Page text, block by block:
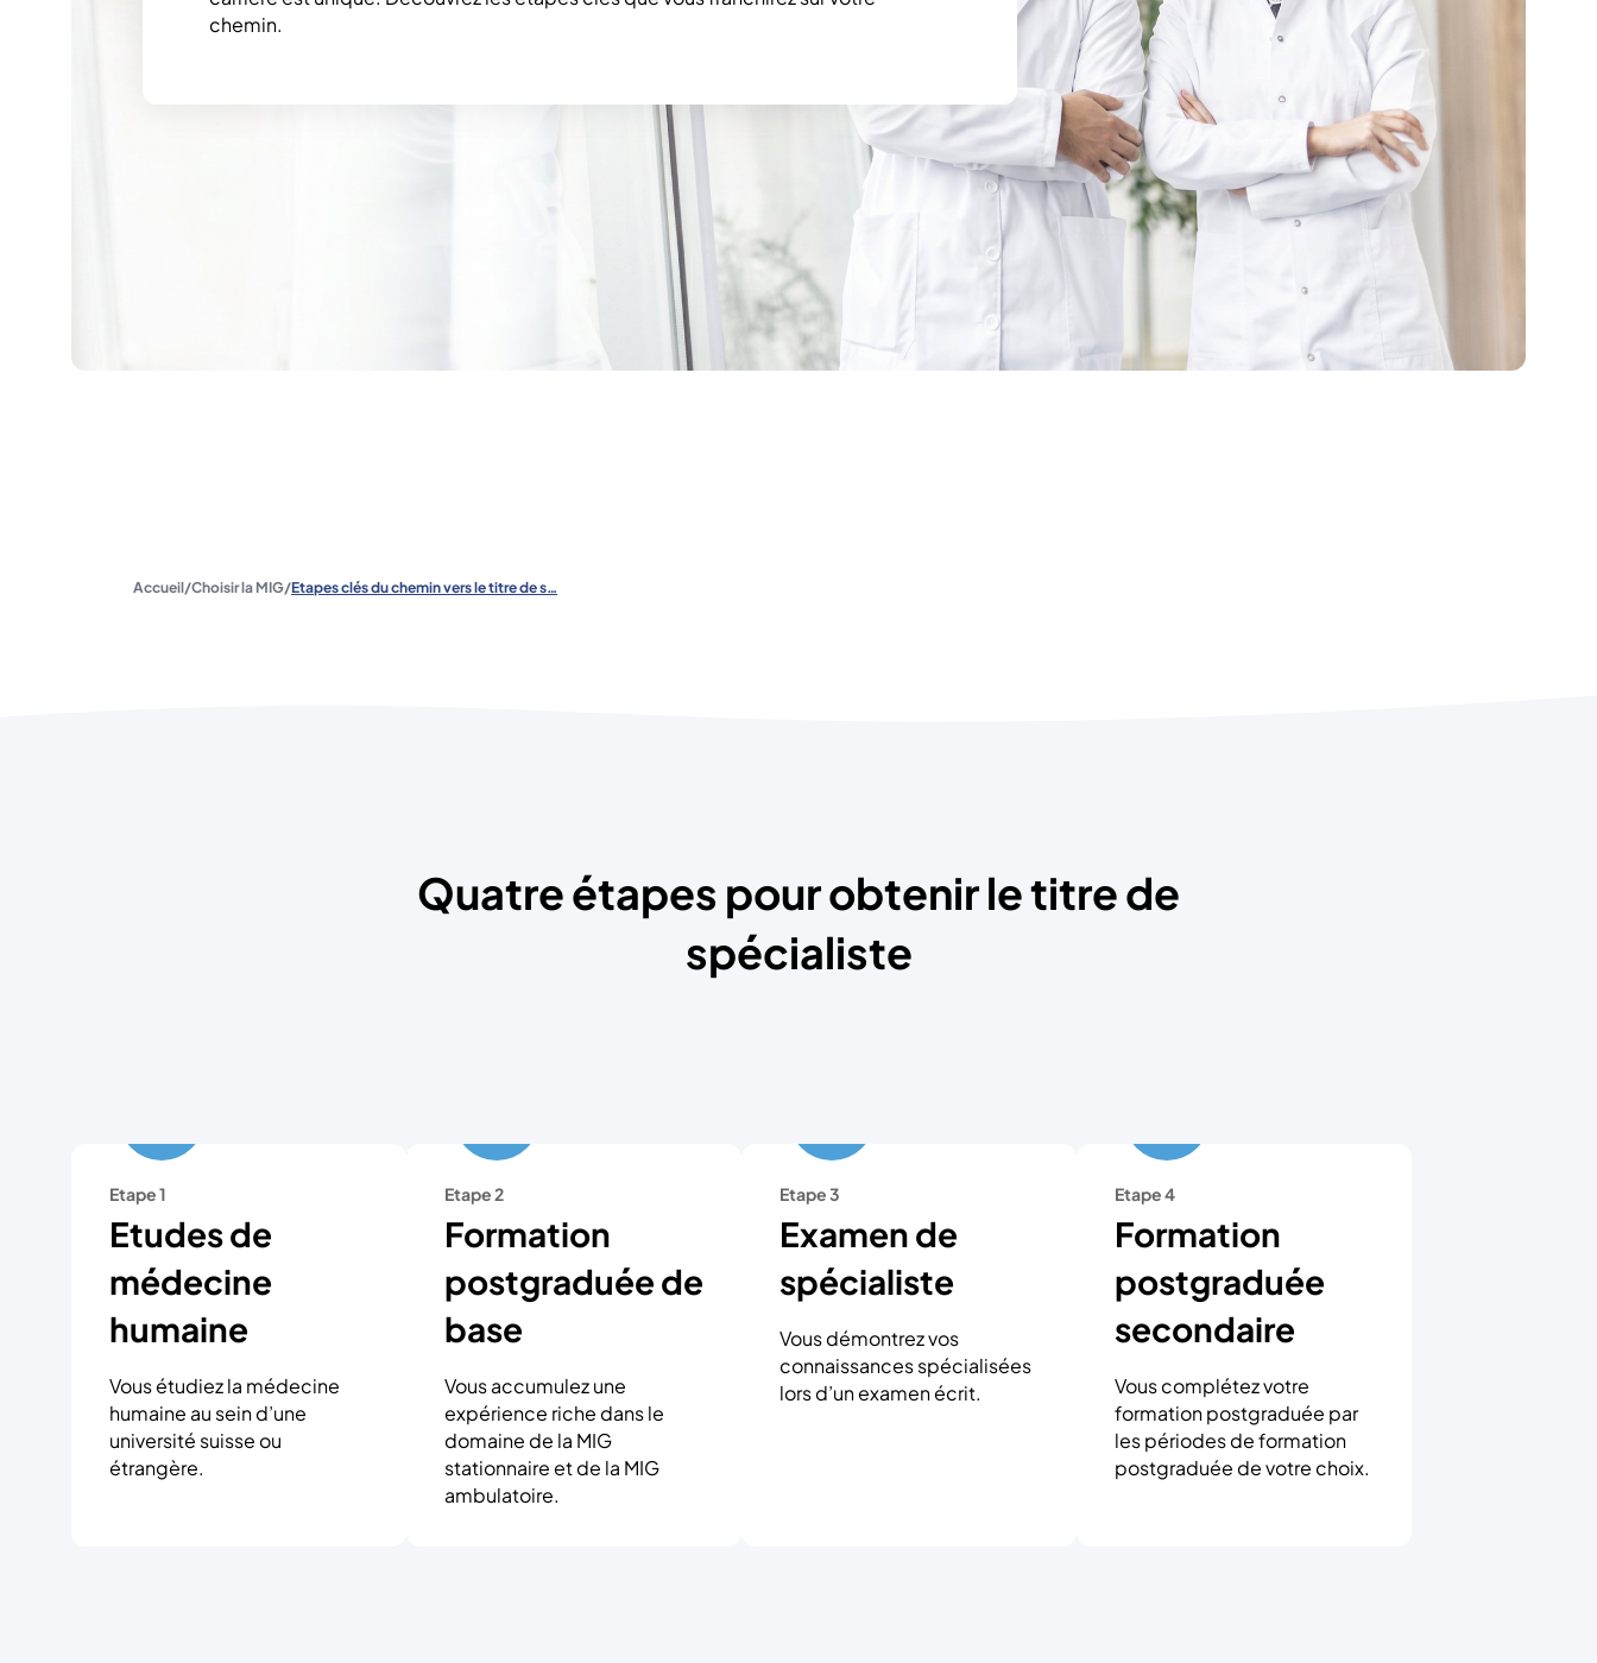
chemin.
Accueil/Choisir la MIG/Etapes clés du chemin vers le titre de s…
Quatre étapes pour obtenir le titre de
spécialiste
Etape 1
Etudes de
médecine
humaine
Vous étudiez la médecine
humaine au sein d’une
université suisse ou
étrangère.
Etape 2
Formation
postgraduée de
base
Vous accumulez une
expérience riche dans le
domaine de la MIG
stationnaire et de la MIG
ambulatoire.
Etape 3
Examen de
spécialiste
Vous démontrez vos
connaissances spécialisées
lors d’un examen écrit.
Etape 4
Formation
postgraduée
secondaire
Vous complétez votre
formation postgraduée par
les périodes de formation
postgraduée de votre choix.